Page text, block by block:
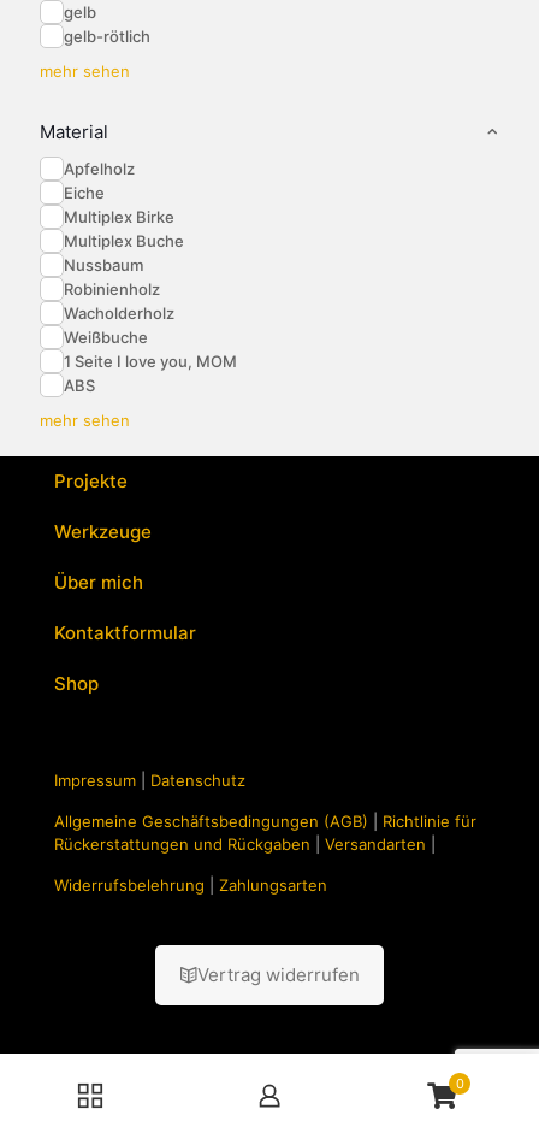
gelb
gelb-rötlich
mehr sehen
Material
Apfelholz
Eiche
Multiplex Birke
Multiplex Buche
Nussbaum
Robinienholz
Wacholderholz
Weißbuche
1 Seite I love you, MOM
ABS
mehr sehen
Projekte
Werkzeuge
Über mich
Kontaktformular
Shop
Impressum Datenschutz
Allgemeine Geschäftsbedingungen (AGB)
Richtlinie für
Rückerstattungen und Rückgaben
Versandarten
Widerrufsbelehrung Zahlungsarten
Vertrag widerrufen
0